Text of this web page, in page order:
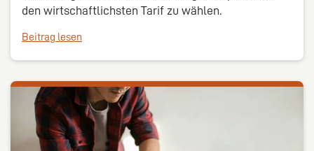
den wirtschaftlichsten Tarif zu wählen.
Beitrag lesen